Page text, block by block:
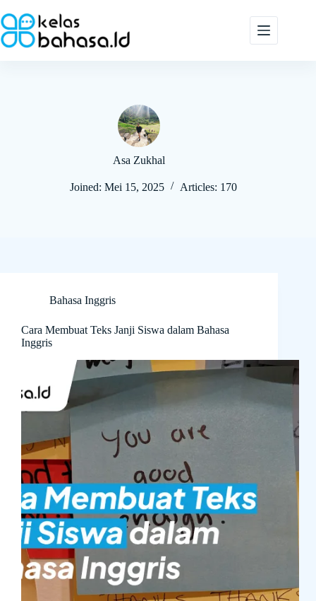
to
content
Asa Zukhal
Joined: Mei 15, 2025 Articles: 170
Bahasa Inggris
Cara Membuat Teks Janji Siswa dalam Bahasa
Inggris